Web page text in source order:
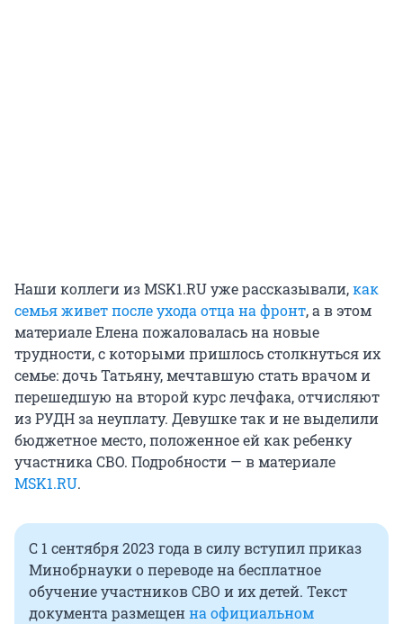
Наши коллеги из MSK1.RU уже рассказывали,как
семья живет после ухода отца на фронт, а в этом
материале Елена пожаловалась на новые
трудности, с которыми пришлось столкнуться их
семье: дочь Татьяну, мечтавшую стать врачом и
перешедшую на второй курс лечфака, отчисляют
из РУДН за неуплату. Девушке так и не выделили
бюджетное место, положенное ей как ребенку
участника СВО. Подробности — в материале
MSK1.RU.
С 1 сентября 2023 года в силу вступил приказ
Минобрнауки о переводе на бесплатное
обучение участников СВО и их детей. Текст
документа размещенна официальном